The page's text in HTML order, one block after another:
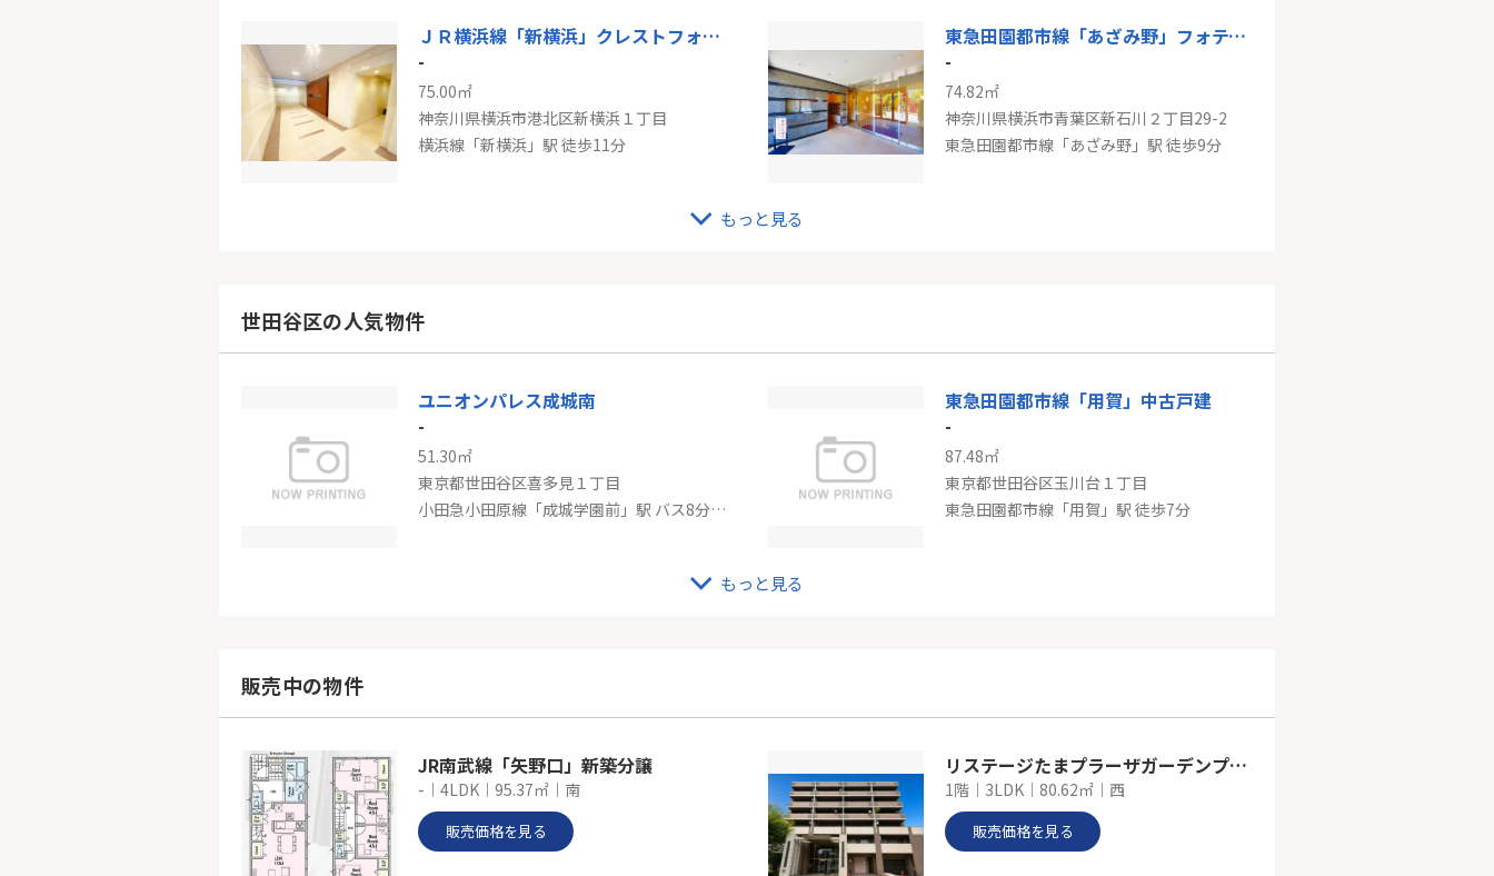
ＪＲ横浜線「新横浜」クレストフォルム新横浜サウススクエア
-
75.00㎡
神奈川県横浜市港北区新横浜１丁目
横浜線「新横浜」駅 徒歩11分
東急田園都市線「あざみ野」フォティーニアたまプラーザ
-
74.82㎡
神奈川県横浜市青葉区新石川２丁目29-2
東急田園都市線「あざみ野」駅 徒歩9分
グリーンライン「東山田」コスモ綱島ヴィルマージュ
神奈川県横浜市港北区高田西１丁目
グリーンライン「東山田」駅 徒歩6分
もっと見る
世田谷区の人気物件
ユニオンパレス成城南
-
51.30㎡
東京都世田谷区喜多見１丁目
小田急小田原線「成城学園前」駅 バス8分 「下宿」 停歩11分
東急田園都市線「用賀」中古戸建
-
87.48㎡
東京都世田谷区玉川台１丁目
東急田園都市線「用賀」駅 徒歩7分
東急田園都市線「二子玉川」新築分譲 もっと見る
販売中の物件
JR南武線「矢野口」新築分譲
-｜4LDK｜95.37㎡｜南
販売価格を見る
リステージたまプラーザガーデンプレイス
1階｜3LDK｜80.62㎡｜西
販売価格を見る